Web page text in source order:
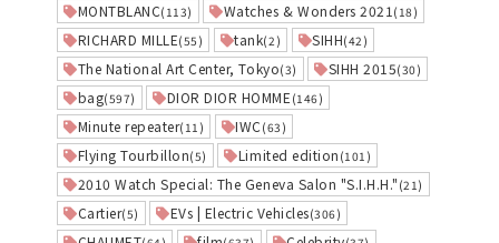
MONTBLANC(113) Watches & Wonders 2021 (18)
RICHARD MILLE(55) tank(2) SIHH(42)
The National Art Center, Tokyo(3) SIHH 2015(30)
bag(597) DIOR DIOR HOMME (146)
Minute repeater(11) IWC(63)
Flying Tourbillon(5) Limited edition (101)
2010 Watch Special: The Geneva Salon "S.I.H.H." (21)
Cartier(5) EVs | Electric Vehicles(306)